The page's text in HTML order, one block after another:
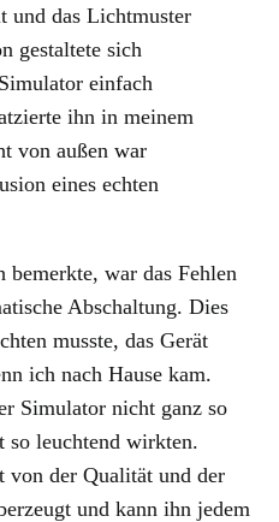
und das Lichtmuster
gestaltete sich
einfach
ihn in meinem
von außen war
eines echten
war das Fehlen
Abschaltung. Dies
musste, das Gerät
ich nach Hause kam.
Simulator nicht ganz so
leuchtend wirkten.
von der Qualität und der
und kann ihn jedem